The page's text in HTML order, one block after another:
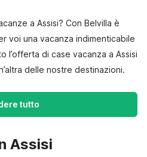
a Assisi? Con Belvilla è
voi una vacanza indimenticabile
l’offerta di case vacanza a Assisi
delle nostre destinazioni.
tutto
Assisi